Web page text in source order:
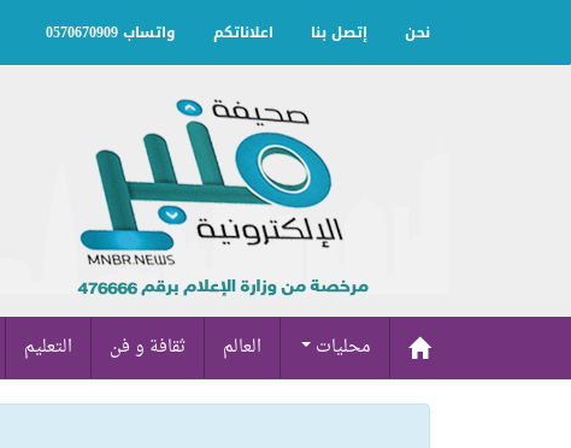
نحن إتصل بنا اعلاناتكم واتساب 0570670909
محليات العالم ثقافة و فن التعليم